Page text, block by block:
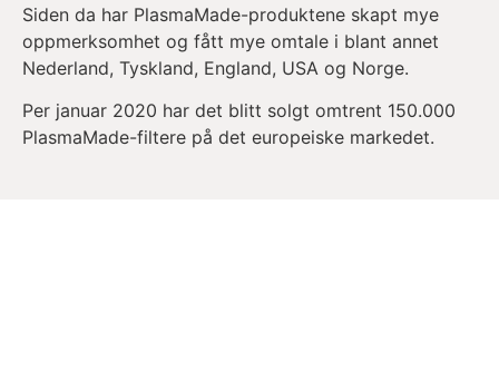
Siden da har PlasmaMade-produktene skapt mye
oppmerksomhet og fått mye omtale i blant annet
Nederland, Tyskland, England, USA og Norge.
Per januar 2020 har det blitt solgt omtrent 150.000
PlasmaMade-filtere på det europeiske markedet.